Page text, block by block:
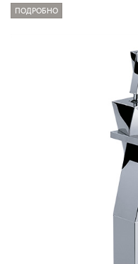
ПОДРОБНО